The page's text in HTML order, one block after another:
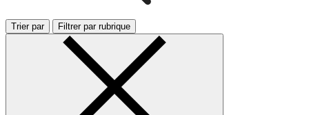
Trier par Filtrer par rubrique